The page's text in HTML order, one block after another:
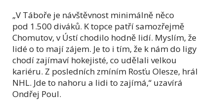
„V Táboře je návštěvnost minimálně něco
pod 1.500 diváků. K topce patří samozřejmě
Chomutov, v Ústí chodilo hodně lidí. Myslím, že
lidé o to mají zájem. Je to i tím, že k nám do ligy
chodí zajímaví hokejisté, co udělali velkou
kariéru. Z posledních zmíním Rosťu Olesze, hrál
NHL. Jde to nahoru a lidi to zajímá,“ uzavírá
Ondřej Poul.